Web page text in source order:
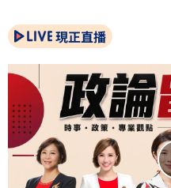
現正直播